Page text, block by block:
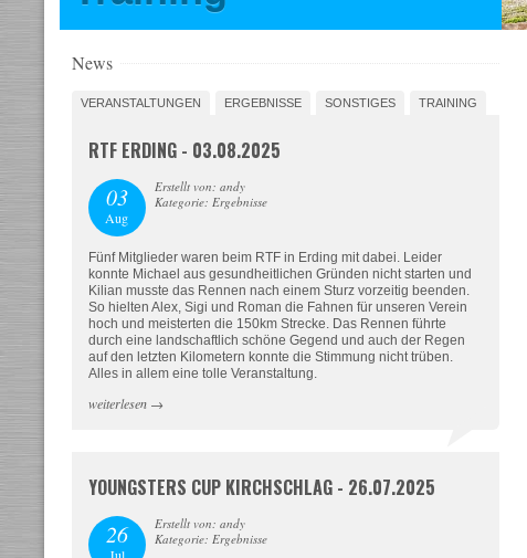
News
VERANSTALTUNGEN ERGEBNISSE SONSTIGES TRAINING
RTF ERDING - 03.08.2025
03
Aug
Erstellt von: andy
Kategorie: Ergebnisse
Fünf Mitglieder waren beim RTF in Erding mit dabei. Leider
konnte Michael aus gesundheitlichen Gründen nicht starten und
Kilian musste das Rennen nach einem Sturz vorzeitig beenden.
So hielten Alex, Sigi und Roman die Fahnen für unseren Verein
hoch und meisterten die 150km Strecke. Das Rennen führte
durch eine landschaftlich schöne Gegend und auch der Regen
auf den letzten Kilometern konnte die Stimmung nicht trüben.
Alles in allem eine tolle Veranstaltung.
weiterlesen→
YOUNGSTERS CUP KIRCHSCHLAG - 26.07.2025
26
Erstellt von: andy
Kategorie: Ergebnisse